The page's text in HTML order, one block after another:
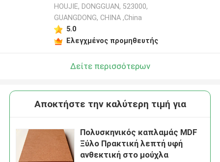
HOUJIE, DONGGUAN, 523000,
GUANGDONG, CHINA ,China
5.0
Ελεγχμένος προμηθευτής
Δείτε περισσότερων
Αποκτήστε την καλύτερη τιμή για
Πολυσκηνικός καπλαμάς MDF
Ξύλο Πρακτική λεπτή υφή
ανθεκτική στο μούχλα